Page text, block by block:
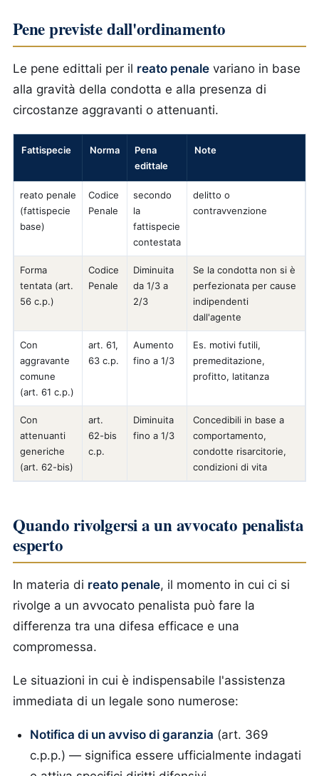
Pene previste dall'ordinamento
Le pene edittali per il reato penale variano in base
alla gravità della condotta e alla presenza di
circostanze aggravanti o attenuanti.
Fattispecie Norma
Pena
edittale
Note
reato penale
(fattispecie
base)
Codice
Penale
secondo
la
fattispecie
contestata
delitto o
contravvenzione
Forma
tentata (art.
56 c.p.)
Codice
Penale
Diminuita
da 1/3 a
2/3
Se la condotta non si è
perfezionata per cause
indipendenti
dall'agente
Con
aggravante
comune
(art. 61 c.p.)
art. 61,
63 c.p.
Aumento
fino a 1/3
Es. motivi futili,
premeditazione,
profitto, latitanza
Con
attenuanti
generiche
(art. 62-bis)
art.
62-bis
c.p.
Diminuita
fino a 1/3
Concedibili in base a
comportamento,
condotte risarcitorie,
condizioni di vita
Quando rivolgersi a un avvocato penalista
esperto
In materia di reato penale, il momento in cui ci si
rivolge a un avvocato penalista può fare la
differenza tra una difesa efficace e una
compromessa.
Le situazioni in cui è indispensabile l'assistenza
immediata di un legale sono numerose:
Notifica di un avviso di garanzia (art. 369
c.p.p.) — significa essere ufficialmente indagati